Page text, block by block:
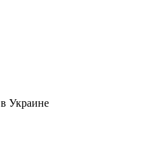
Украине